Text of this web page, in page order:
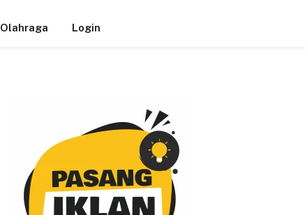
Olahraga Login